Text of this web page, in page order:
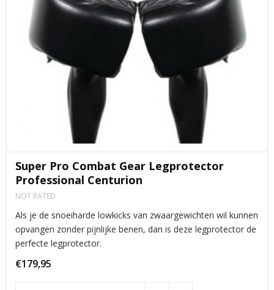
Super Pro Combat Gear Legprotector
Professional Centurion
NOT RATED
Als je de snoeiharde lowkicks van zwaargewichten wil kunnen
opvangen zonder pijnlijke benen, dan is deze legprotector de
perfecte legprotector.
€179,95